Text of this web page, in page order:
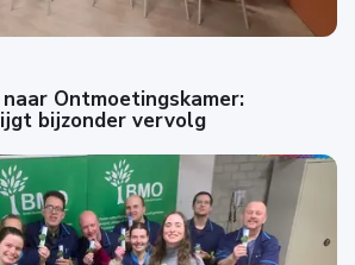
Ontmoetingskamer:
bijzonder vervolg